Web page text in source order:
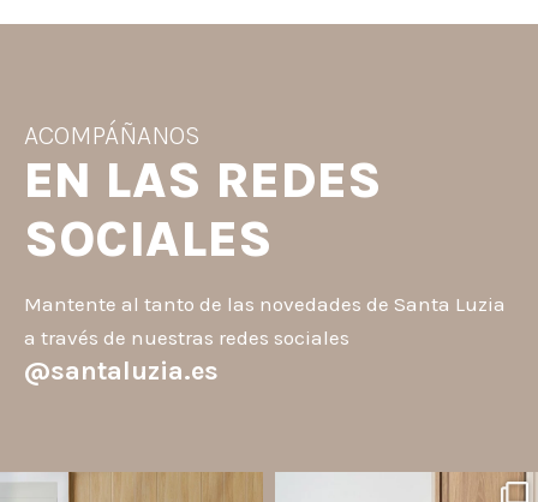
ACOMPÁÑANOS
EN LAS REDES
SOCIALES
Mantente al tanto de las novedades de Santa Luzia
a través de nuestras redes sociales
@santaluzia.es